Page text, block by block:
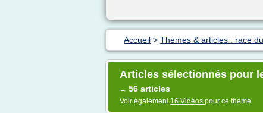
Accueil > Thèmes & articles : race
Articles sélectionnés pour
→ 56 articles
Voir également 16 Vidéos pour ce thème